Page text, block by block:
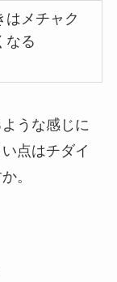
はメチャク
なる
うな感じに
点はチダイ
。